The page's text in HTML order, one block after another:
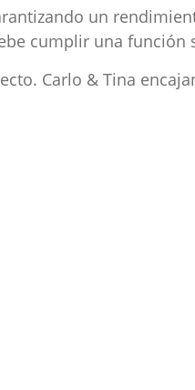
un
cumplir una función
Carlo & Tina